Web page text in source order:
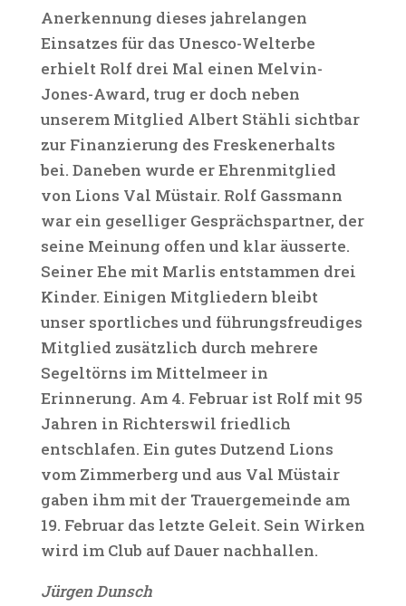
Anerkennung dieses jahrelangen
Einsatzes für das Unesco-Welterbe
erhielt Rolf drei Mal einen Melvin-
Jones-Award, trug er doch neben
unserem Mitglied Albert Stähli sichtbar
zur Finanzierung des Freskenerhalts
bei. Daneben wurde er Ehrenmitglied
von Lions Val Müstair. Rolf Gassmann
war ein geselliger Gesprächspartner, der
seine Meinung offen und klar äusserte.
Seiner Ehe mit Marlis entstammen drei
Kinder. Einigen Mitgliedern bleibt
unser sportliches und führungsfreudiges
Mitglied zusätzlich durch mehrere
Segeltörns im Mittelmeer in
Erinnerung. Am 4. Februar ist Rolf mit 95
Jahren in Richterswil friedlich
entschlafen. Ein gutes Dutzend Lions
vom Zimmerberg und aus Val Müstair
gaben ihm mit der Trauergemeinde am
19. Februar das letzte Geleit. Sein Wirken
wird im Club auf Dauer nachhallen.
Jürgen Dunsch